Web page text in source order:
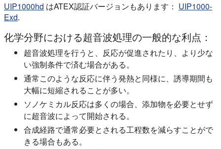
UIP1000hd はATEX認証バージョンもあります： UIP1000-
Exd.
化学分野における超音波処理の一般的な利点：
超音波処理を行うと、反応が促進されたり、より少な
い強制条件で済む場合がある。
通常このような反応に伴う発熱と同様に、誘導期間も
大幅に短縮されることが多い。
ソノケミカル反応は多くの場合、添加物を必要とせず
に超音波によって開始される。
合成経路で通常必要とされる工程数を減らすことがで
きる場合もある。